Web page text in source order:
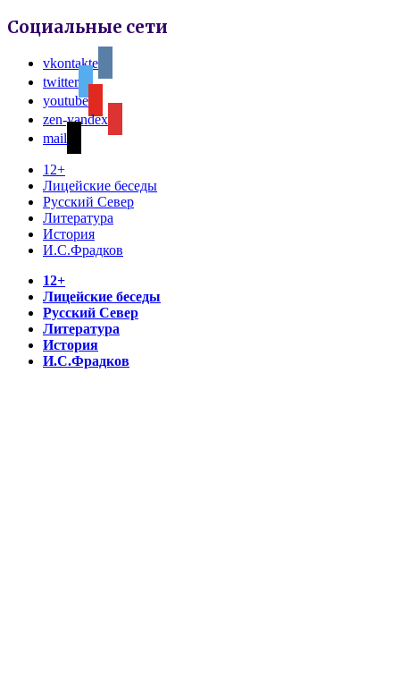
Социальные сети
vkontakte
twitter
youtube
zen-yandex
mail
12+
Лицейские беседы
Русский Север
Литература
История
И.С.Фрадков
12+
Лицейские беседы
Русский Север
Литература
История
И.С.Фрадков